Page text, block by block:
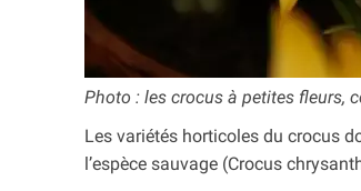
Photo : les crocus à petites fleurs,
Les variétés horticoles du crocus
l’espèce sauvage (Crocus